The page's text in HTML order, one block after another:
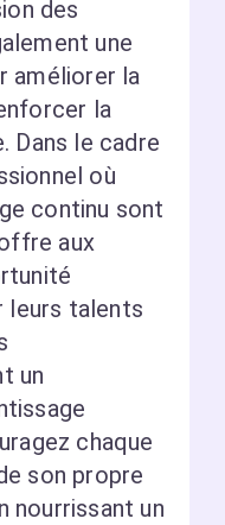
des
une
améliorer la
la
Dans le cadre
où
continu sont
aux
leurs talents
un
chaque
son propre
nourrissant un